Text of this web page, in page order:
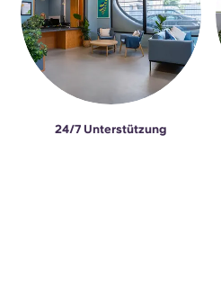
24/7 Unterstützung